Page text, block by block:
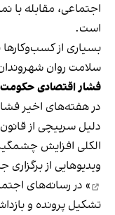
اجتماعی، مقابله با
است.
بسیاری از
سلامت روان
فشار اقتصادی حکومت
در هفته‌های اخیر
دلیل سرپیچی از
الکلی افزایش
ویدیوهایی از
» در رسانه‌های
تشکیل پرونده و